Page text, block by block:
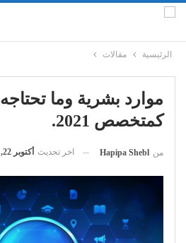
الرئيسية مقالات
موارد بشرية وما تحتاجه
كمتخصص 2021.
من Hapipa Shebl اخر تحديث أكتوبر 22, 2021